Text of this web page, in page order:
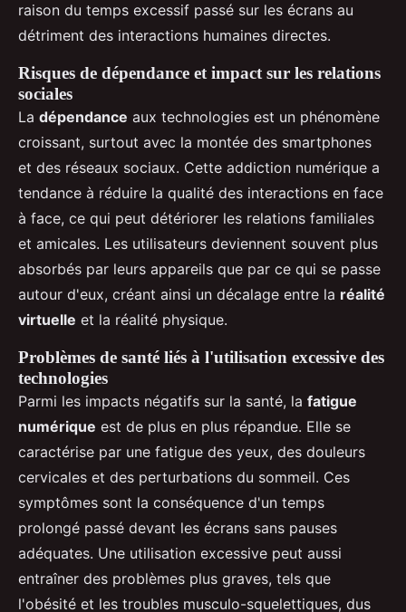
raison du temps excessif passé sur les écrans au
détriment des interactions humaines directes.
Risques de dépendance et impact sur les relations
sociales
La dépendance aux technologies est un phénomène
croissant, surtout avec la montée des smartphones
et des réseaux sociaux. Cette addiction numérique a
tendance à réduire la qualité des interactions en face
à face, ce qui peut détériorer les relations familiales
et amicales. Les utilisateurs deviennent souvent plus
absorbés par leurs appareils que par ce qui se passe
autour d'eux, créant ainsi un décalage entre la réalité
virtuelle et la réalité physique.
Problèmes de santé liés à l'utilisation excessive des
technologies
Parmi les impacts négatifs sur la santé, la fatigue
numérique est de plus en plus répandue. Elle se
caractérise par une fatigue des yeux, des douleurs
cervicales et des perturbations du sommeil. Ces
symptômes sont la conséquence d'un temps
prolongé passé devant les écrans sans pauses
adéquates. Une utilisation excessive peut aussi
entraîner des problèmes plus graves, tels que
l'obésité et les troubles musculo-squelettiques, dus